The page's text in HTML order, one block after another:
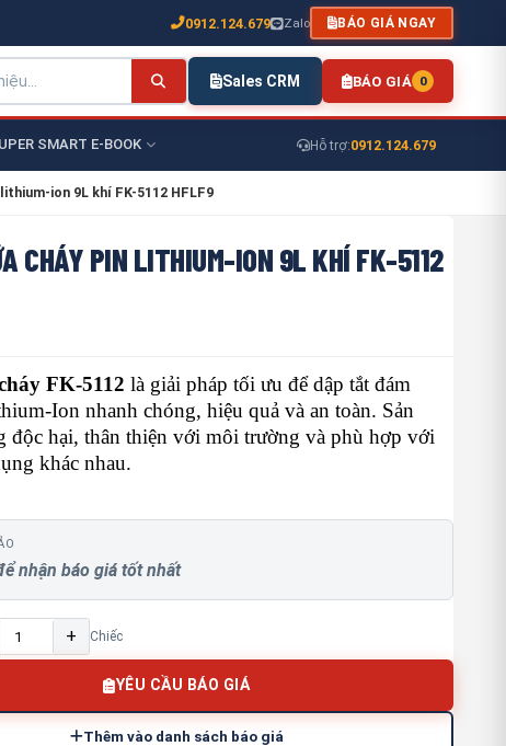
0912.124.679 Zalo BÁO GIÁ NGAY
Sales CRM BÁO GIÁ 0
SMART E-BOOK Hỗ trợ:0912.124.679
ion 9L khí FK-5112 HFLF9
CHÁY PIN LITHIUM-ION 9L KHÍ FK-5112
FK-5112 là giải pháp tối ưu để dập tắt đám
Ion nhanh chóng, hiệu quả và an toàn. Sản
độc hại, thân thiện với môi trường và phù hợp với
khác nhau.
nhận báo giá tốt nhất
+ Chiếc
YÊU CẦU BÁO GIÁ
Thêm vào danh sách báo giá